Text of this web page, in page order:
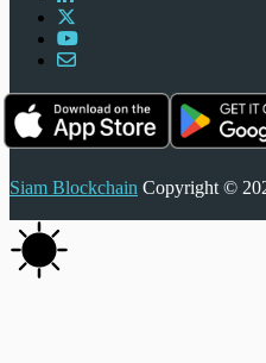
Siam Blockchain Copyright ©